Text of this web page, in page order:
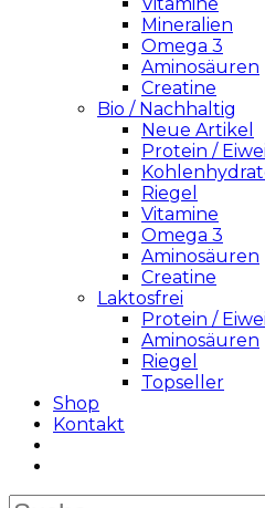
Mineralien
Omega 3
Aminosäuren
Creatine
Bio / Nachhaltig
Neue Artikel
Protein /
Riegel
Vitamine
Omega 3
Aminosäuren
Creatine
Laktosfrei
Protein /
Aminosäuren
Riegel
Topseller
Shop
Kontakt